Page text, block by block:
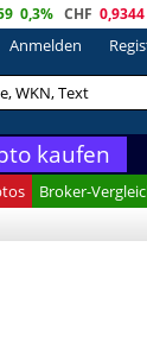
0,3% CHF 0,9344
Anmelden
kaufen
Broker-